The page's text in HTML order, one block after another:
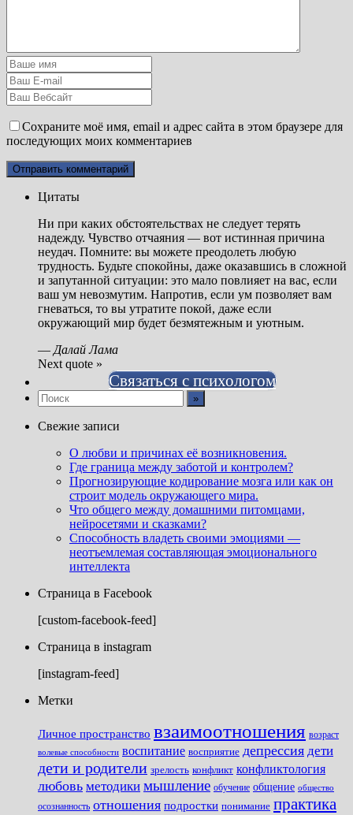
Сохраните моё имя, email и адрес сайта в этом браузере для
последующих моих комментариев
Цитаты
Ни при каких обстоятельствах не следует терять
надежду. Чувство отчаяния — вот истинная причина
неудач. Помните: вы можете преодолеть любую
трудность. Будьте спокойны, даже оказавшись в сложной
и запутанной ситуации: это мало повлияет на вас, если
ваш ум невозмутим. Напротив, если ум позволяет вам
гневаться, то вы утратите покой, даже если
окружающий мир будет безмятежным и уютным.
— Далай Лама
Next quote »
Связаться с психологом
Свежие записи
О любви и причинах её возникновения.
Где граница между заботой и контролем?
Прогнозирующие кодирование мозга или как он
строит модель окружающего мира.
Что общего между домашними питомцами,
нейросетями и сказками?
Способность владеть своими эмоциями —
неотъемлемая составляющая эмоционального
интеллекта
Страница в Facebook
[custom-facebook-feed]
Страница в instagram
[instagram-feed]
Метки
Личное пространство взаимоотношения возраст
волевые способности воспитание восприятие депрессия дети
дети и родители зрелость конфликт конфликтология
любовь методики мышление обучение общение общество
осознанность отношения подростки понимание практика